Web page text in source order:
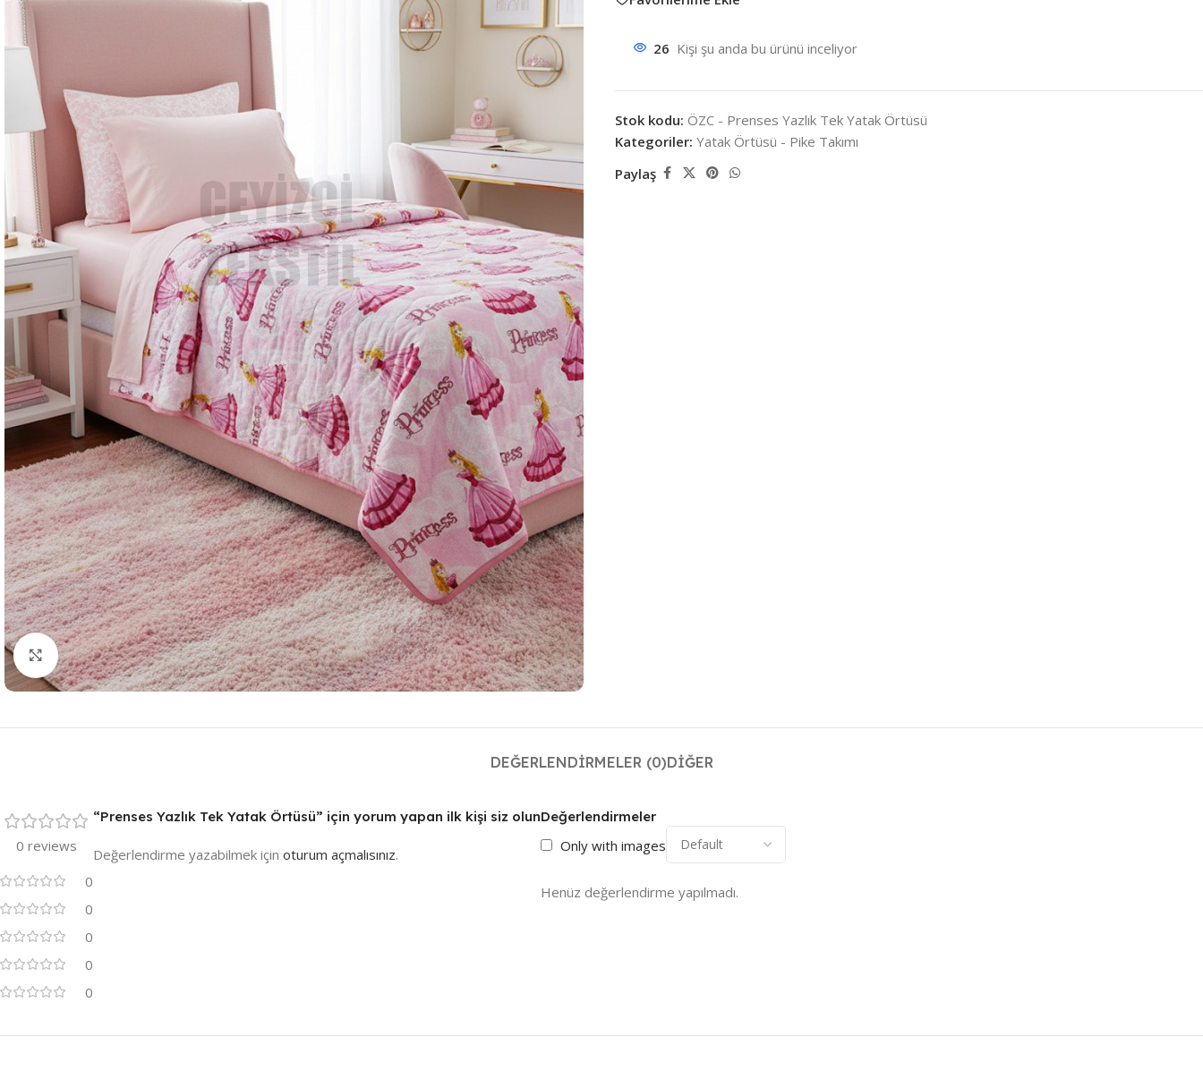
Resmi Büyüt
26 Kişi şu anda bu ürünü inceliyor
Stok kodu: ÖZC - Prenses Yazlık Tek Yatak Örtüsü
Kategoriler: Yatak Örtüsü - Pike Takımı
Paylaş
DEĞERLENDIRMELER (0)DIĞER
0 reviews
0
0
0
0
0
Değerlendirmeler
Only with images
Henüz değerlendirme yapılmadı.
“Prenses Yazlık Tek Yatak Örtüsü” için yorum yapan ilk kişi siz olun
Değerlendirme yazabilmek için oturum açmalısınız.